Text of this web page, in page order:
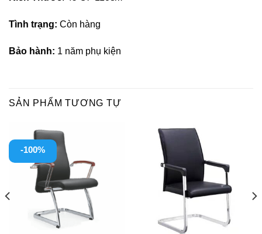
Tình trạng: Còn hàng
Bảo hành: 1 năm phụ kiện
SẢN PHẨM TƯƠNG TỰ
-100%